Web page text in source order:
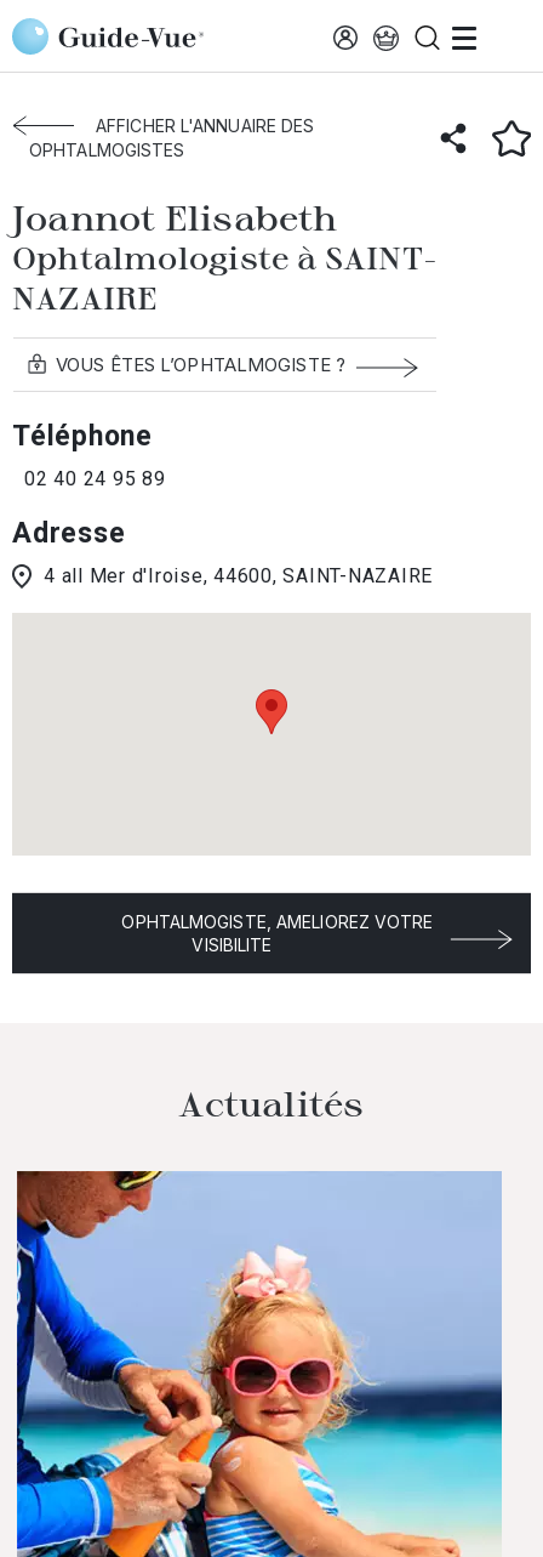
Aller au contenu principal
Accueil Annuaire des ophtalmologistes
Saint-Nazaire
Joannot Elisabeth
AFFICHER L'ANNUAIRE DES
OPHTALMOGISTES
Joannot Elisabeth
Ophtalmologiste à SAINT-
NAZAIRE
VOUS ÊTES L’OPHTALMOGISTE ?
Téléphone
02 40 24 95 89
Adresse
4 all Mer d'Iroise, 44600, SAINT-NAZAIRE
OPHTALMOGISTE, AMELIOREZ VOTRE
VISIBILITE
Actualités